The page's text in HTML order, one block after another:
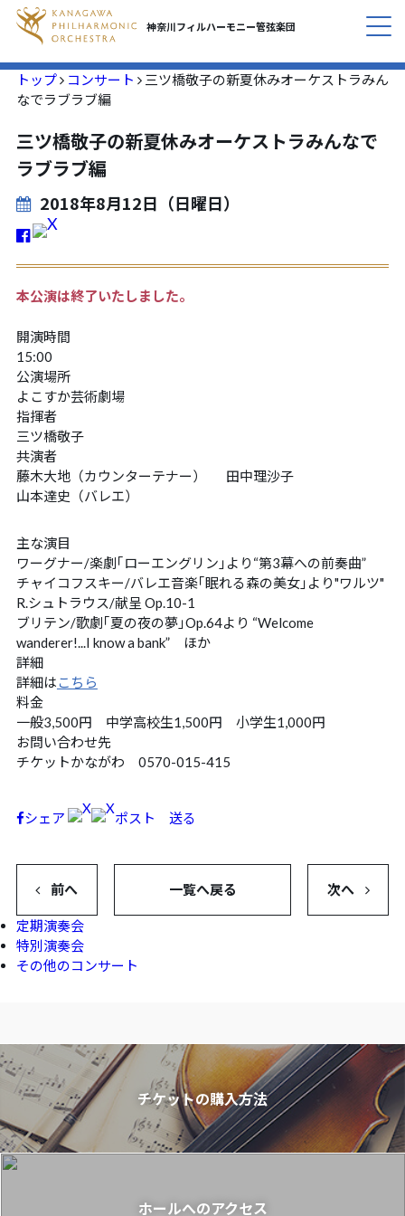
神奈川フィルハーモニー管弦楽団
コンサート CONCERT
私たちについて ABOUT
活動紹介 INITIATIVES
定期会員のご案内 SUBSCRIPTION
お知らせ
お問い合わせ
チケット購入
演奏会アーカイブ CD・グッズのご紹介
サイトポリシー 応援マスコット「ブルーダル」
トップ コンサート
三ツ橋敬子の新夏休みオーケストラみん
なでラブラブ編
三ツ橋敬子の新夏休みオーケストラみんなで
ラブラブ編
2018年8月12日（日曜日）
本公演は終了いたしました。
開演時間
15:00
公演場所
よこすか芸術劇場
指揮者
三ツ橋敬子
共演者
藤木大地（カウンターテナー）
田中理沙子
山本達史（バレエ）
主な演目
ワーグナー/楽劇｢ローエングリン｣より“第3幕への前奏曲”
チャイコフスキー/バレエ音楽｢眠れる森の美女｣より"ワルツ"
R.シュトラウス/献呈 Op.10-1
ブリテン/歌劇｢夏の夜の夢｣Op.64より “Welcome
wanderer!...I know a bank” ほか
詳細
詳細はこちら
料金
一般3,500円 中学高校生1,500円 小学生1,000円
お問い合わせ先
チケットかながわ 0570-015-415
シェア ポスト 送る
前へ 一覧へ戻る 次へ
定期演奏会
特別演奏会
その他のコンサート
チケットの購入方法
ホールへのアクセス